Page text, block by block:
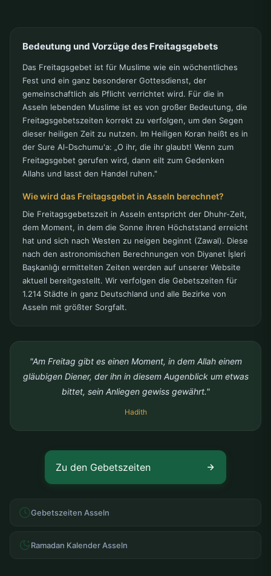
Bedeutung und Vorzüge des Freitagsgebets
Das Freitagsgebet ist für Muslime wie ein wöchentliches
Fest und ein ganz besonderer Gottesdienst, der
gemeinschaftlich als Pflicht verrichtet wird. Für die in
Asseln lebenden Muslime ist es von großer Bedeutung, die
Freitagsgebetszeiten korrekt zu verfolgen, um den Segen
dieser heiligen Zeit zu nutzen. Im Heiligen Koran heißt es in
der Sure Al-Dschumu'a: „O ihr, die ihr glaubt! Wenn zum
Freitagsgebet gerufen wird, dann eilt zum Gedenken
Allahs und lasst den Handel ruhen."
Wie wird das Freitagsgebet in Asseln berechnet?
Die Freitagsgebetszeit in Asseln entspricht der Dhuhr-Zeit,
dem Moment, in dem die Sonne ihren Höchststand erreicht
hat und sich nach Westen zu neigen beginnt (Zawal). Diese
nach den astronomischen Berechnungen von Diyanet İşleri
Başkanlığı ermittelten Zeiten werden auf unserer Website
aktuell bereitgestellt. Wir verfolgen die Gebetszeiten für
1.214 Städte in ganz Deutschland und alle Bezirke von
Asseln mit größter Sorgfalt.
"Am Freitag gibt es einen Moment, in dem Allah einem
gläubigen Diener, der ihn in diesem Augenblick um etwas
bittet, sein Anliegen gewiss gewährt."
Hadith
Zu den Gebetszeiten
Gebetszeiten Asseln
Ramadan Kalender Asseln